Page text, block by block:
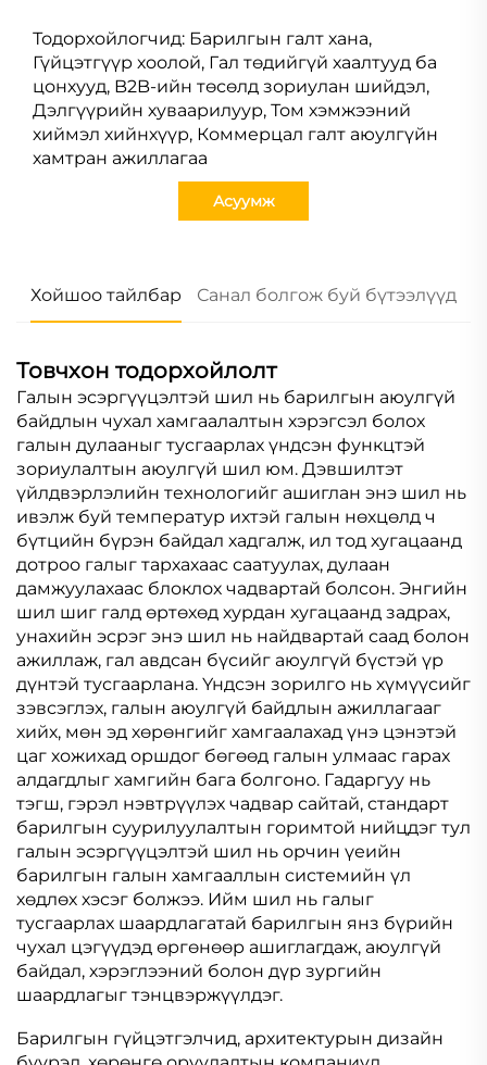
Тодорхойлогчид: Барилгын галт хана,
Гүйцэтгүүр хоолой, Гал төдийгүй хаалтууд ба
цонхууд, B2B-ийн төсөлд зориулан шийдэл,
Дэлгүүрийн хуваарилуур, Том хэмжээний
хиймэл хийнхүүр, Коммерцал галт аюулгүйн
хамтран ажиллагаа
Асуумж
Хойшоо тайлбар Санал болгож буй бүтээлүүд
Товчхон тодорхойлолт
Галын эсэргүүцэлтэй шил нь барилгын аюулгүй
байдлын чухал хамгаалалтын хэрэгсэл болох
галын дулааныг тусгаарлах үндсэн функцтэй
зориулалтын аюулгүй шил юм. Дэвшилтэт
үйлдвэрлэлийн технологийг ашиглан энэ шил нь
ивэлж буй температур ихтэй галын нөхцөлд ч
бүтцийн бүрэн байдал хадгалж, ил тод хугацаанд
дотроо галыг тархахаас саатуулах, дулаан
дамжуулахаас блоклох чадвартай болсон. Энгийн
шил шиг галд өртөхөд хурдан хугацаанд задрах,
унахийн эсрэг энэ шил нь найдвартай саад болон
ажиллаж, гал авдсан бүсийг аюулгүй бүстэй үр
дүнтэй тусгаарлана. Үндсэн зорилго нь хүмүүсийг
зэвсэглэх, галын аюулгүй байдлын ажиллагааг
хийх, мөн эд хөрөнгийг хамгаалахад үнэ цэнэтэй
цаг хожихад оршдог бөгөөд галын улмаас гарах
алдагдлыг хамгийн бага болгоно. Гадаргуу нь
тэгш, гэрэл нэвтрүүлэх чадвар сайтай, стандарт
барилгын суурилуулалтын горимтой нийцдэг тул
галын эсэргүүцэлтэй шил нь орчин үеийн
барилгын галын хамгааллын системийн үл
хөдлөх хэсэг болжээ. Ийм шил нь галыг
тусгаарлах шаардлагатай барилгын янз бүрийн
чухал цэгүүдэд өргөнөөр ашиглагдаж, аюулгүй
байдал, хэрэглээний болон дүр зургийн
шаардлагыг тэнцвэржүүлдэг.
Барилгын гүйцэтгэлчид, архитектурын дизайн